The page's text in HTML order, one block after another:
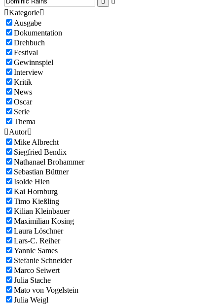
Kategorie
Ausgabe
Dokumentation
Drehbuch
Festival
Gewinnspiel
Interview
Kritik
News
Oscar
Serie
Thema
Autor
Mike Albrecht
Siegfried Bendix
Nathanael Brohammer
Sebastian Büttner
Isolde Hien
Kai Hornburg
Timo Kießling
Kilian Kleinbauer
Maximilian Kosing
Laura Löschner
Lars-C. Reiher
Yannic Sames
Stefanie Schneider
Marco Seiwert
Julia Stache
Mato von Vogelstein
Julia Weigl